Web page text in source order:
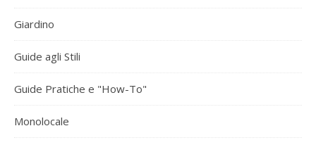
Giardino
Guide agli Stili
Guide Pratiche e "How-To"
Monolocale